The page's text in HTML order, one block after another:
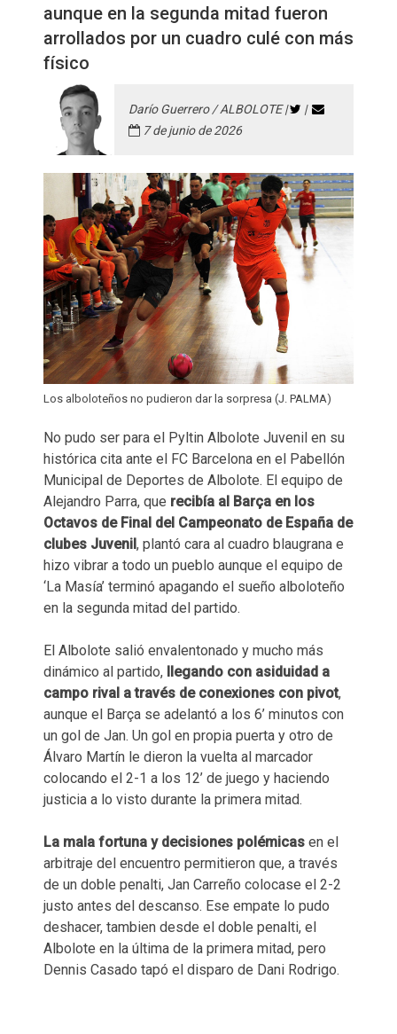
aunque en la segunda mitad fueron
arrollados por un cuadro culé con más
físico
Darío Guerrero / ALBOLOTE |
|
7 de junio de 2026
Los alboloteños no pudieron dar la sorpresa (J. PALMA)
No pudo ser para el Pyltin Albolote Juvenil en su
histórica cita ante el FC Barcelona en el Pabellón
Municipal de Deportes de Albolote. El equipo de
Alejandro Parra, que recibía al Barça en los
Octavos de Final del Campeonato de España de
clubes Juvenil, plantó cara al cuadro blaugrana e
hizo vibrar a todo un pueblo aunque el equipo de
‘La Masía’ terminó apagando el sueño alboloteño
en la segunda mitad del partido.
El Albolote salió envalentonado y mucho más
dinámico al partido, llegando con asiduidad a
campo rival a través de conexiones con pivot,
aunque el Barça se adelantó a los 6’ minutos con
un gol de Jan. Un gol en propia puerta y otro de
Álvaro Martín le dieron la vuelta al marcador
colocando el 2-1 a los 12’ de juego y haciendo
justicia a lo visto durante la primera mitad.
La mala fortuna y decisiones polémicas en el
arbitraje del encuentro permitieron que, a través
de un doble penalti, Jan Carreño colocase el 2-2
justo antes del descanso. Ese empate lo pudo
deshacer, tambien desde el doble penalti, el
Albolote en la última de la primera mitad, pero
Dennis Casado tapó el disparo de Dani Rodrigo.